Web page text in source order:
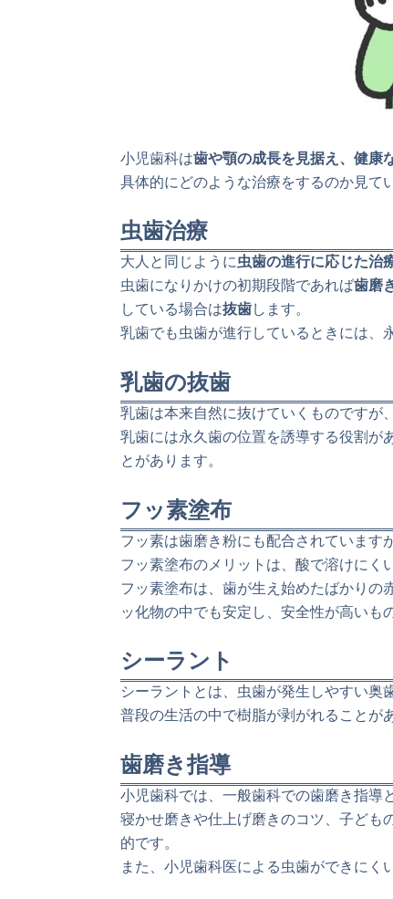
小児歯科は歯や顎の成長を見据え、健康
具体的にどのような治療をするのか見て
虫歯治療
大人と同じように虫歯の進行に応じた治
虫歯になりかけの初期段階であれば歯磨
している場合は抜歯します。
乳歯でも虫歯が進行しているときには、
乳歯の抜歯
乳歯は本来自然に抜けていくものですが、
乳歯には永久歯の位置を誘導する役割が
とがあります。
フッ素塗布
フッ素は歯磨き粉にも配合されています
フッ素塗布のメリットは、酸で溶けにく
フッ素塗布は、歯が生え始めたばかりの
ッ化物の中でも安定し、安全性が高いも
シーラント
シーラントとは、虫歯が発生しやすい奥
普段の生活の中で樹脂が剥がれることが
歯磨き指導
小児歯科では、一般歯科での歯磨き指導
寝かせ磨きや仕上げ磨きのコツ、子ども
的です。
また、小児歯科医による虫歯ができにく